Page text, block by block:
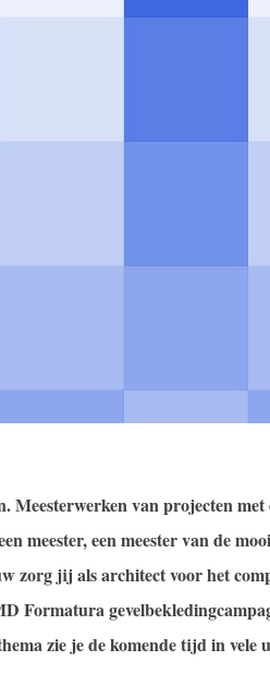
Meesterwerken van projecten
meester, een meester van de
zorg jij als architect voor het
Formatura
zie je de komende tijd in vele